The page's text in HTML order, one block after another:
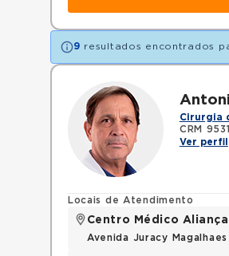
9 resultados encontrados
Cirurgia
CRM
Ver perfil
Locais de Atendimento
Centro Médico
Avenida Juracy